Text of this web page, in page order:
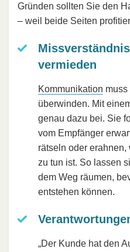
Gründen sollten Sie den
– weil beide Seiten
vermieden
Kommunikation
überwinden. Mit
genau dazu bei. Sie
vom Empfänger
rätseln oder
zu tun ist. So lassen
dem Weg räumen,
entstehen können.
„Der Kunde hat den